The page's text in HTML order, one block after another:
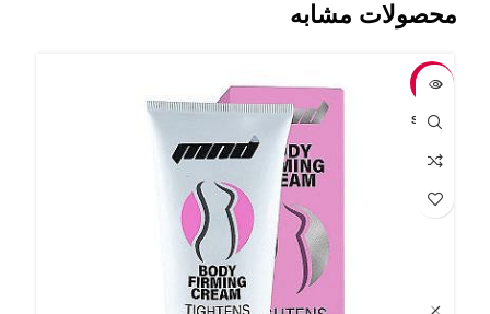
محصولات مشابه
-4%
SOLD